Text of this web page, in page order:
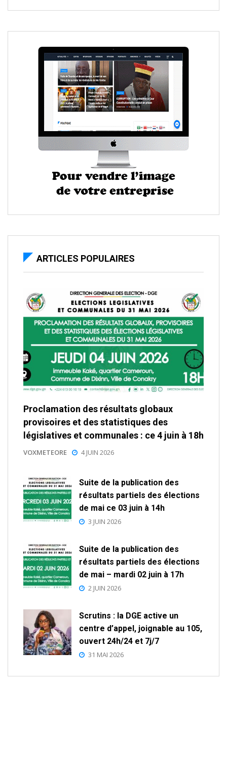
ARTICLES POPULAIRES
Proclamation des résultats globaux
provisoires et des statistiques des
législatives et communales : ce 4 juin à 18h
VOXMETEORE 4 JUIN 2026
Suite de la publication des
résultats partiels des élections
de mai ce 03 juin à 14h
3 JUIN 2026
Suite de la publication des
résultats partiels des élections
de mai – mardi 02 juin à 17h
2 JUIN 2026
Scrutins : la DGE active un
centre d’appel, joignable au 105,
ouvert 24h/24 et 7j/7
31 MAI 2026